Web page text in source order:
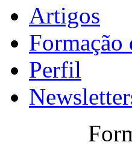
Artigos
Formação
Perfil